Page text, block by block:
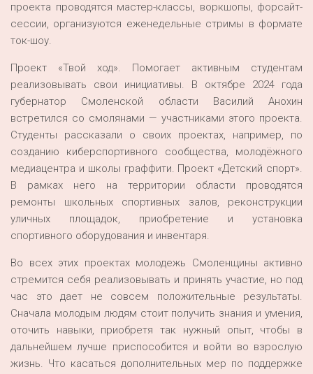
проекта проводятся мастер-классы, воркшопы, форсайт-
сессии, организуются еженедельные стримы в формате
ток-шоу.
Проект «Твой ход». Помогает активным студентам
реализовывать свои инициативы. В октябре 2024 года
губернатор Смоленской области Василий Анохин
встретился со смолянами — участниками этого проекта.
Студенты рассказали о своих проектах, например, по
созданию киберспортивного сообщества, молодёжного
медиацентра и школы граффити. Проект «Детский спорт».
В рамках него на территории области проводятся
ремонты школьных спортивных залов, реконструкции
уличных площадок, приобретение и установка
спортивного оборудования и инвентаря.
Во всех этих проектах молодежь Смоленщины активно
стремится себя реализовывать и принять участие, но под
час это дает не совсем положительные результаты.
Сначала молодым людям стоит получить знания и умения,
оточить навыки, приобретя так нужный опыт, чтобы в
дальнейшем лучше приспособится и войти во взрослую
жизнь. Что касаться дополнительных мер по поддержке